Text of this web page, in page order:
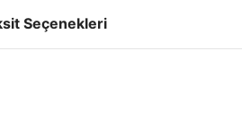
Seçenekleri